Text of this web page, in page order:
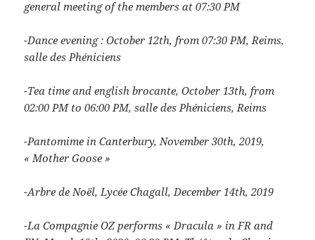
general meeting of the members at 07:30 PM
-Dance evening : October 12th, from 07:30 PM, Reims,
salle des Phéniciens
-Tea time and english brocante, October 13th, from
02:00 PM to 06:00 PM, salle des Phéniciens, Reims
-Pantomime in Canterbury, November 30th, 2019,
« Mother Goose »
-Arbre de Noël, Lycée Chagall, December 14th, 2019
-La Compagnie OZ performs « Dracula » in FR and